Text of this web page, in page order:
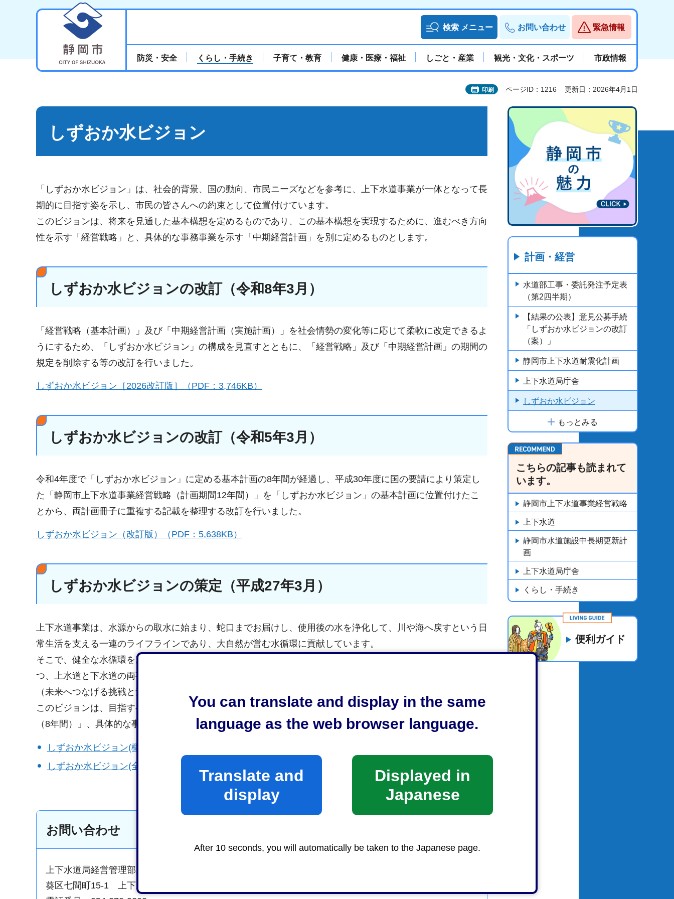
You can translate and display in the same
language as the web browser language.
Translate and
display
Displayed in
Japanese
After 10 seconds, you will automatically be taken to the Japanese page.
検索 メニュー お問い合わせ 緊急情報
防災・安全 くらし・手続き 子育て・教育 健康・医療・福祉 しごと・産業 観光・文化・スポーツ 市政情報
印刷 ページID：1216 更新日：2026年4月1日
しずおか水ビジョン
「しずおか水ビジョン」は、社会的背景、国の動向、市民ニーズなどを参考に、上下水道事業が一体となって長
期的に目指す姿を示し、市民の皆さんへの約束として位置付けています。
このビジョンは、将来を見通した基本構想を定めるものであり、この基本構想を実現するために、進むべき方向
性を示す「経営戦略」と、具体的な事務事業を示す「中期経営計画」を別に定めるものとします。
しずおか水ビジョンの改訂（令和8年3月）
「経営戦略（基本計画）」及び「中期経営計画（実施計画）」を社会情勢の変化等に応じて柔軟に改定できるよ
うにするため、「しずおか水ビジョン」の構成を見直すとともに、「経営戦略」及び「中期経営計画」の期間の
規定を削除する等の改訂を行いました。
しずおか水ビジョン［2026改訂版］（PDF：3,746KB）
しずおか水ビジョンの改訂（令和5年3月）
令和4年度で「しずおか水ビジョン」に定める基本計画の8年間が経過し、平成30年度に国の要請により策定し
た「静岡市上下水道事業経営戦略（計画期間12年間）」を「しずおか水ビジョン」の基本計画に位置付けたこ
とから、両計画冊子に重複する記載を整理する改訂を行いました。
しずおか水ビジョン（改訂版）（PDF：5,638KB）
しずおか水ビジョンの策定（平成27年3月）
上下水道事業は、水源からの取水に始まり、蛇口までお届けし、使用後の水を浄化して、川や海へ戻すという日
常生活を支える一連のライフラインであり、大自然が営む水循環に貢献しています。
そこで、健全な水循環を次世代へ引き継いでいくために、市民の皆さんをはじめとする関係者と“連携”を図りつ
つ、上水道と下水道の両事業が一丸となって、様々な課題に“挑戦”していく姿勢を示す「しずおか水ビジョン
（未来へつなげる挑戦と連携）」を策定しました。
このビジョンは、目指すべき将来像をあらわす「基本構想」と、「基本構想」の実現に向けて定めた「基本計画
（8年間）」、具体的な事務事業を示した「中期経営計画（4年間）」で構成しています。
しずおか水ビジョン(概要版)（PDF：3,729KB）
しずおか水ビジョン(全体)（PDF：6,324KB）
お問い合わせ
上下水道局経営管理部上下水道経営企画課経営戦略係
葵区七間町15-1 上下水道局庁舎6階
計画・経営
水道部工事・委託発注予定表
（第2四半期）
【結果の公表】意見公募手続
「しずおか水ビジョンの改訂
（案）」
静岡市上下水道耐震化計画
上下水道局庁舎
しずおか水ビジョン
もっとみる
こちらの記事も読まれて
います。
静岡市上下水道事業経営戦略
上下水道
静岡市水道施設中長期更新計
画
上下水道局庁舎
くらし・手続き
便利ガイド